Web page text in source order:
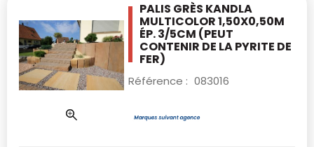
PALIS GRÈS KANDLA
MULTICOLOR 1,50X0,50M
ÉP. 3/5CM (PEUT
CONTENIR DE LA PYRITE DE
FER)
Référence : 083016